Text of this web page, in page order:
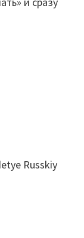
Russkiy